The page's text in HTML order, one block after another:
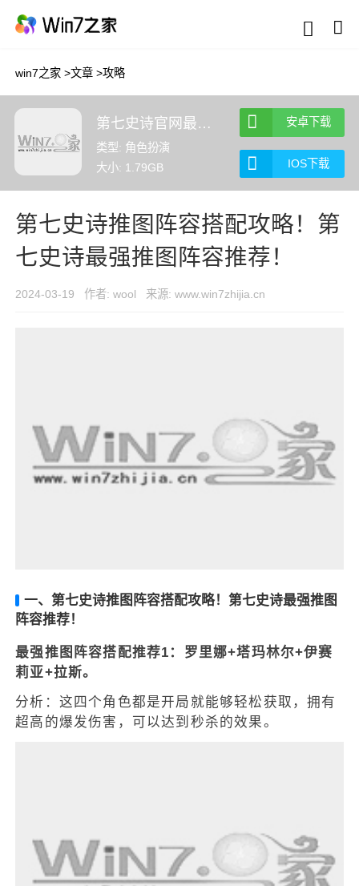
win7之家 >文章 >攻略
第七史诗官网最新版
类型: 角色扮演
大小: 1.79GB
安卓下载
IOS下载
第七史诗推图阵容搭配攻略！第
七史诗最强推图阵容推荐！
2024-03-19 作者: wool 来源: www.win7zhijia.cn
一、第七史诗推图阵容搭配攻略！第七史诗最强推图
阵容推荐！
最强推图阵容搭配推荐1：罗里娜+塔玛林尔+伊赛
莉亚+拉斯。
分析：这四个角色都是开局就能够轻松获取，拥有
超高的爆发伤害，可以达到秒杀的效果。